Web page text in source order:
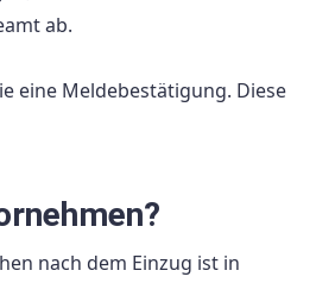
ab.
eine Meldebestätigung. Diese
nach dem Einzug ist in